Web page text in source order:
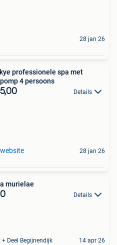
28 jan 26
professionele spa met
4 persoons
Details
28 jan 26
murielae
Details
Deel Begijnendijk 14 apr 26